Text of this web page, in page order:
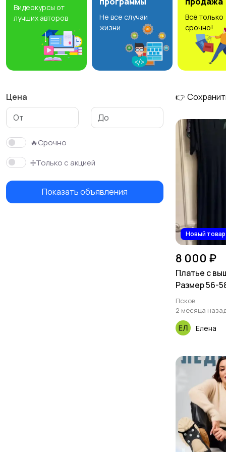
Спорт и здоровье Отдых и туризм
Видеокурсы от
лучших авторов
Не все случаи
жизни
Всё только
срочно!
Цена
🔥Срочно
➗Только с акцией
Показать объявления
👉
Новый товар
8 000 ₽
Платье с
Размер 56-
Псков
2 месяца
Елена